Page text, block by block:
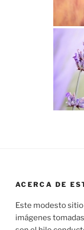
ACERCA DE
Este modesto
imágenes